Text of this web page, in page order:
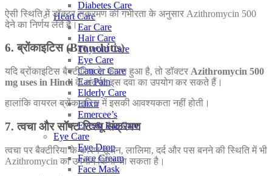
Diabetes Care
Heart Care
Ear Care
Hair Care
Thyroid Care
Eye Care
Cancer Care
Ear Pain
Elderly Care
Elixir
Emercee’s
Eye & Ear Care
Eye Care
Eye Drop
Face Cream
Face Mask
ऐसी स्थिति में डॉक्टर संक्रमण की गंभीरता के अनुसार Azithromycin 500
देने का निर्णय लेते हैं।
6. ब्रोंकाइटिस (Bronchitis)
यदि ब्रोंकाइटिस बैक्टीरिया के कारण हुआ है, तो डॉक्टर Azithromycin 500
mg uses in Hindi के अंतर्गत इस दवा का उपयोग कर सकते हैं।
हालांकि वायरल ब्रोंकाइटिस में इसकी आवश्यकता नहीं होती।
7. त्वचा और सॉफ्ट टिश्यू संक्रमण
त्वचा पर बैक्टीरिया के कारण सूजन, लालिमा, दर्द और पस बनने की स्थिति में भी
Azithromycin का उपयोग किया जा सकता है।